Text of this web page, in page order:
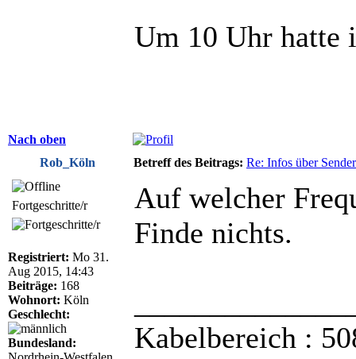
Um 10 Uhr hatte
Nach oben
Rob_Köln
Betreff des Beitrags: Re: Infos über
Fortgeschritte/r
Registriert: Mo 31.
Aug 2015, 14:43
Beiträge: 168
Wohnort: Köln
Geschlecht:
Bundesland:
Auf welcher
Finde nichts.
Kabelbereich :